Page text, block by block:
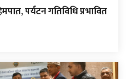
पर्यटन गतिविधि प्रभावित